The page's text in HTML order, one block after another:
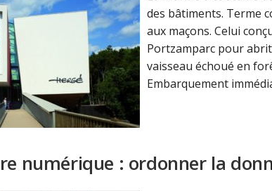
des bâtiments. Terme
aux maçons. Celui
Portzamparc pour
vaisseau échoué en
Embarquement
numérique : ordonner la